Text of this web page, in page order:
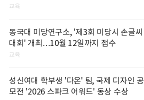
교육
동국대 미당연구소, '제3회 미당시 손글씨
대회' 개최…10월 12일까지 접수
교육
성신여대 학부생 '다온' 팀, 국제 디자인 공
모전 '2026 스파크 어워드' 동상 수상